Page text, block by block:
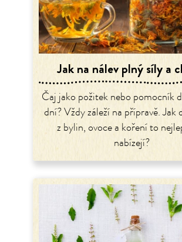
Jak na nálev plný síly a
Čaj jako požitek nebo pomocník
dní? Vždy záleží na přípravě. Jak
z bylin, ovoce a koření to
nabízejí?